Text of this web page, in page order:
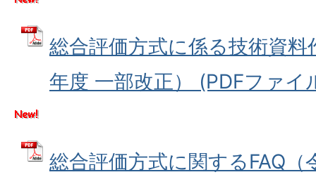
総合評価方式に係る技術資
年度 一部改正） (PDFファイ
総合評価方式に関するFAQ（